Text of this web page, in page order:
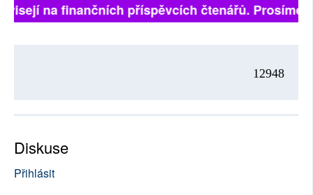
na finančních příspěvcích čtenářů. Prosíme,
12948
Diskuse
Přihlásit